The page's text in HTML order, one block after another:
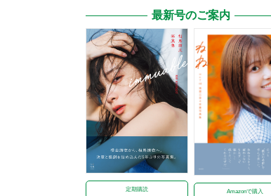
最新号のご案内
定期購読 Amazonで購入